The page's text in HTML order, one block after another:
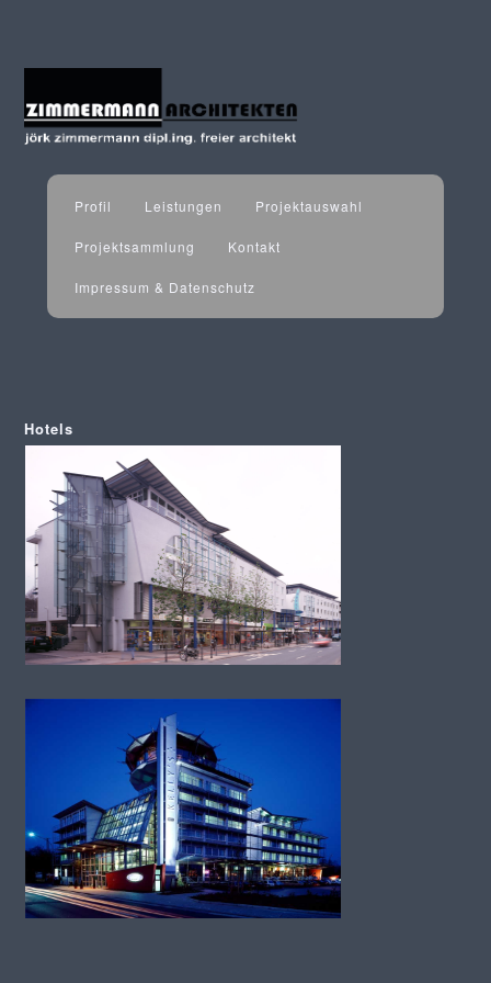
Profil Leistungen Projektauswahl
Projektsammlung Kontakt
Impressum & Datenschutz
Hotels